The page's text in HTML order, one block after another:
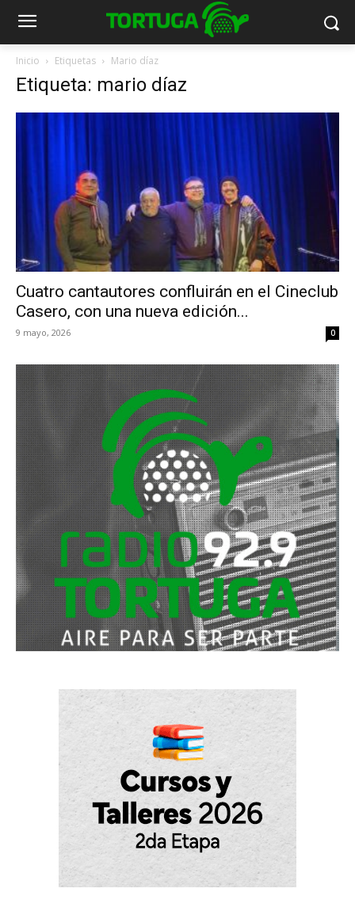
Inicio Etiquetas Mario díaz
Etiqueta: mario díaz
Cuatro cantautores confluirán en el Cineclub
Casero, con una nueva edición...
9 mayo, 2026 0